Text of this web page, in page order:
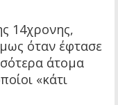
14χρονης,
όταν έφτασε
άτομα
«κάτι